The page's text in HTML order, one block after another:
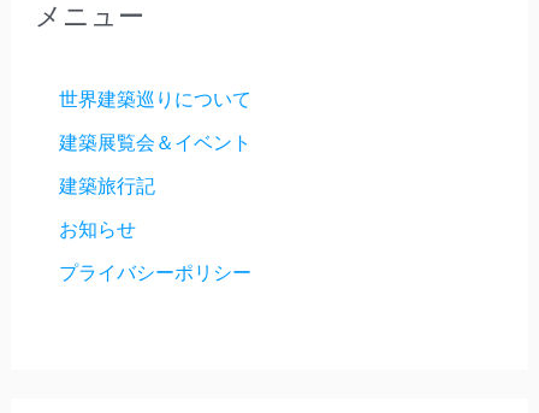
メニュー
世界建築巡りについて
建築展覧会＆イベント
建築旅行記
お知らせ
プライバシーポリシー